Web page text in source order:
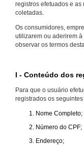
registros efetuados e
coletadas.
Os consumidores,
utilizarem ou aderirem à
observar os termos
I - Conteúdo dos
Para que o usuário
registrados os
Nome Completo;
Número do CPF;
Endereço;